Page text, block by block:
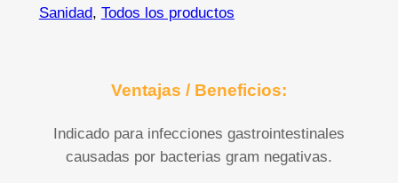
Sanidad, Todos los productos
Ventajas / Beneficios:
Indicado para infecciones gastrointestinales
causadas por bacterias gram negativas.